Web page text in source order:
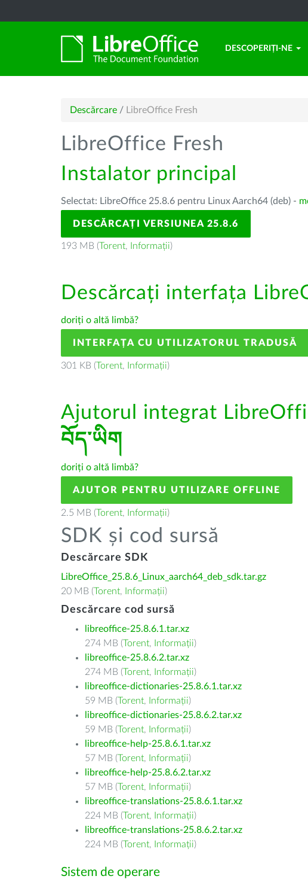
DESCOPERIȚI-NE
Descărcare / LibreOffice Fresh
LibreOffice Fresh
Instalator principal
Selectat: LibreOffice 25.8.6 pentru Linux Aarch64 (deb) -
DESCĂRCAȚI VERSIUNEA 25.8.6
193 MB (Torent, Informații)
Descărcați interfața
doriți o altă limbă?
INTERFAȚA CU UTILIZATORUL TRADUSĂ
301 KB (Torent, Informații)
Ajutorul integrat
བོད་ཡིག
doriți o altă limbă?
AJUTOR PENTRU UTILIZARE OFFLINE
2.5 MB (Torent, Informații)
SDK și cod sursă
Descărcare SDK
LibreOffice_25.8.6_Linux_aarch64_deb_sdk.tar.gz
20 MB (Torent, Informații)
Descărcare cod sursă
libreoffice-25.8.6.1.tar.xz
274 MB (Torent, Informații)
libreoffice-25.8.6.2.tar.xz
274 MB (Torent, Informații)
libreoffice-dictionaries-25.8.6.1.tar.xz
59 MB (Torent, Informații)
libreoffice-dictionaries-25.8.6.2.tar.xz
59 MB (Torent, Informații)
libreoffice-help-25.8.6.1.tar.xz
57 MB (Torent, Informații)
libreoffice-help-25.8.6.2.tar.xz
57 MB (Torent, Informații)
libreoffice-translations-25.8.6.1.tar.xz
224 MB (Torent, Informații)
libreoffice-translations-25.8.6.2.tar.xz
224 MB (Torent, Informații)
Sistem de operare